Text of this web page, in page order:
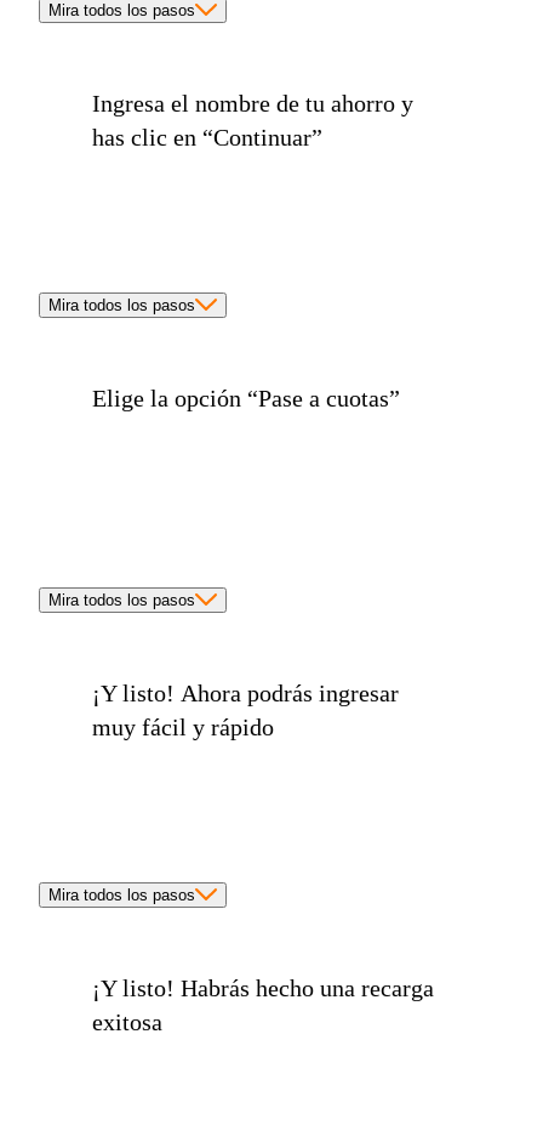
Mira todos los pasos
Ingresa el nombre de tu ahorro y
has clic en “Continuar”
Mira todos los pasos
Elige la opción “Pase a cuotas”
Mira todos los pasos
¡Y listo! Ahora podrás ingresar
muy fácil y rápido
Mira todos los pasos
¡Y listo! Habrás hecho una recarga
exitosa